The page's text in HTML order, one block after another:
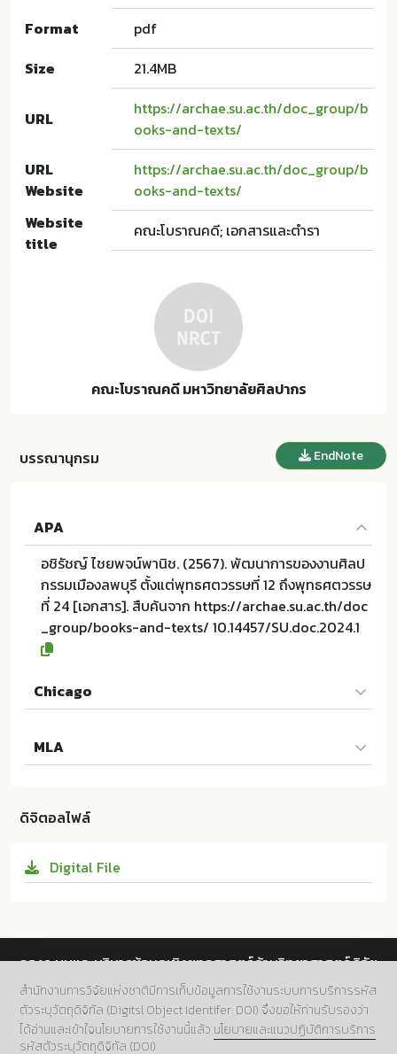
Format
pdf
Size
21.4MB
URL
https://archae.su.ac.th/doc_group/b
ooks-and-texts/
URL
Website
https://archae.su.ac.th/doc_group/b
ooks-and-texts/
Website
title
คณะโบราณคดี; เอกสารและตำรา
คณะโบราณคดี มหาวิทยาลัยศิลปากร
บรรณานุกรม EndNote
APA
อชิรัชญ์ ไชยพจน์พานิช. (2567). พัฒนาการของงานศิลป
กรรมเมืองลพบุรี ตั้งแต่พุทธศตวรรษที่ 12 ถึงพุทธศตวรรษ
ที่ 24 [เอกสาร]. สืบค้นจาก https://archae.su.ac.th/doc
_group/books-and-texts/ 10.14457/SU.doc.2024.1
Chicago
องลพบุรี ตั้งแต่พุทธศตวรรษที่ 12 ถึงพุทธศตวรรษที่ 24",
2567. เอกสาร.คณะโบราณคดี; เอกสารและตำรา, https://
457/SU.doc.2024.1
MLA
ที่ 24, [เอกสาร].คณะโบราณคดี; เอกสารและตำรา. สืบค้นจ
exts/ 10.14457/SU.doc.2024.1
ดิจิตอลไฟล์
Digital File
กองระบบและบริหารข้อมูลเชิงยุทธศาสตร์ด้านวิทยาศาสตร์ วิจัย
และนวัตกรรม สำนักงานการวิจัยแห่งชาติ (วช.)
ที่อยู่.196 ถนนพหลโยธิน แขวงลาดยาว เขตจตุจักร กทม.
10900
สำนักงานการวิจัยแห่งชาติมีการเก็บข้อมูลการใช้งานระบบการบริการรหัส
ตัวระบุวัตถุดิจิทัล (Digitsl Object Identifer: DOI) จึงขอให้ท่านรับรองว่า
ได้อ่านและเข้าใจนโยบายการใช้งานนี้แล้ว นโยบายและแนวปฏิบัติการบริการ
รหัสตัวระบุวัตถุดิจิทัล (DOI)